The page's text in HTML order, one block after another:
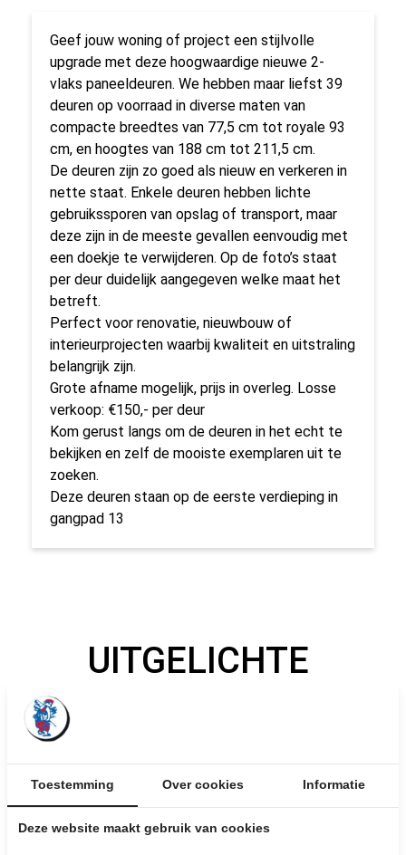
Geef jouw woning of project een stijlvolle
upgrade met deze hoogwaardige nieuwe 2-
vlaks paneeldeuren. We hebben maar liefst 39
deuren op voorraad in diverse maten van
compacte breedtes van 77,5 cm tot royale 93
cm, en hoogtes van 188 cm tot 211,5 cm.
De deuren zijn zo goed als nieuw en verkeren in
nette staat. Enkele deuren hebben lichte
gebruikssporen van opslag of transport, maar
deze zijn in de meeste gevallen eenvoudig met
een doekje te verwijderen. Op de foto’s staat
per deur duidelijk aangegeven welke maat het
betreft.
Perfect voor renovatie, nieuwbouw of
interieurprojecten waarbij kwaliteit en uitstraling
belangrijk zijn.
Grote afname mogelijk, prijs in overleg. Losse
verkoop: €150,- per deur
Kom gerust langs om de deuren in het echt te
bekijken en zelf de mooiste exemplaren uit te
zoeken.
Deze deuren staan op de eerste verdieping in
gangpad 13
UITGELICHTE
Toestemming Over cookies Informatie
Deze website maakt gebruik van cookies